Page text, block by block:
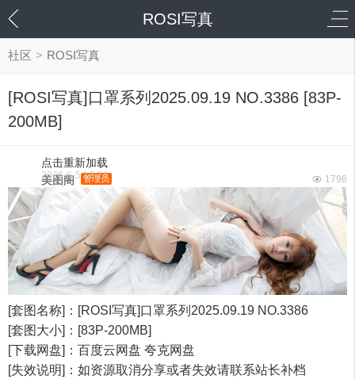
ROSI写真
社区 > ROSI写真
[ROSI写真]口罩系列2025.09.19 NO.3386 [83P-
200MB]
点击重新加载
1796
美图阁 管理员
2026-6-5 18:24
[套图名称]：[ROSI写真]口罩系列2025.09.19 NO.3386
[套图大小]：[83P-200MB]
[下载网盘]：百度云网盘 夸克网盘
[失效说明]：如资源取消分享或者失效请联系站长补档